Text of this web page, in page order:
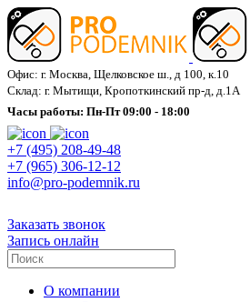
Офис: г. Москва, Щелковское ш., д 100, к.10
Склад: г. Мытищи, Кропоткинский пр-д, д.1А
Часы работы: Пн-Пт 09:00 - 18:00
+7 (495) 208-49-48
+7 (965) 306-12-12
info@pro-podemnik.ru
Заказать звонок
Запись онлайн
О компании